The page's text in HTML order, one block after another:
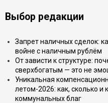
Выбор редакции
Запрет наличных сделок:
войне с наличным рублём
От зависти к структуре:
сверхбогатым — это не
Уникальная
летом-2026: как, сколько и
коммунальных благ